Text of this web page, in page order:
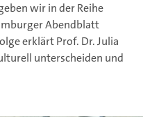
wir in der Reihe
Abendblatt
erklärt Prof. Dr. Julia
unterscheiden und